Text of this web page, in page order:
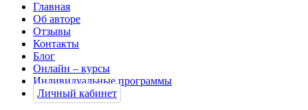
Главная
Об авторе
Отзывы
Контакты
Блог
Онлайн – курсы
Индивидуальные программы
Личный кабинет